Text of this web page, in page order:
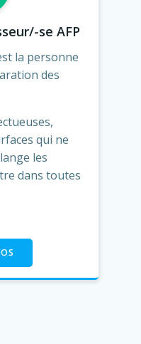
se AFP
la personne
des
qui ne
les
dans toutes